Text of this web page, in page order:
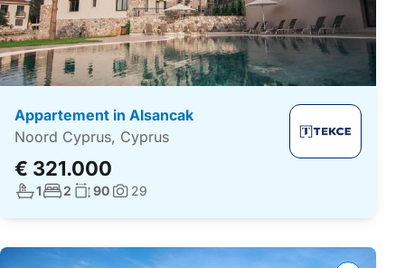
Appartement in Alsancak
Noord Cyprus, Cyprus
€ 321.000
Aantal badkamers:
1Aantal slaapkamers:
2 Woonoppervlakte:
90Foto's:
29